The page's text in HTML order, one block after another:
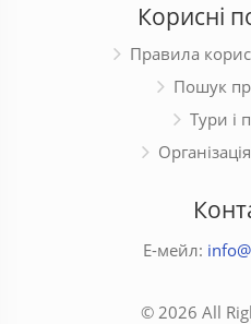
Корисні
Правила
Пошук
Тури і
Е-мейл:
© 2026 All